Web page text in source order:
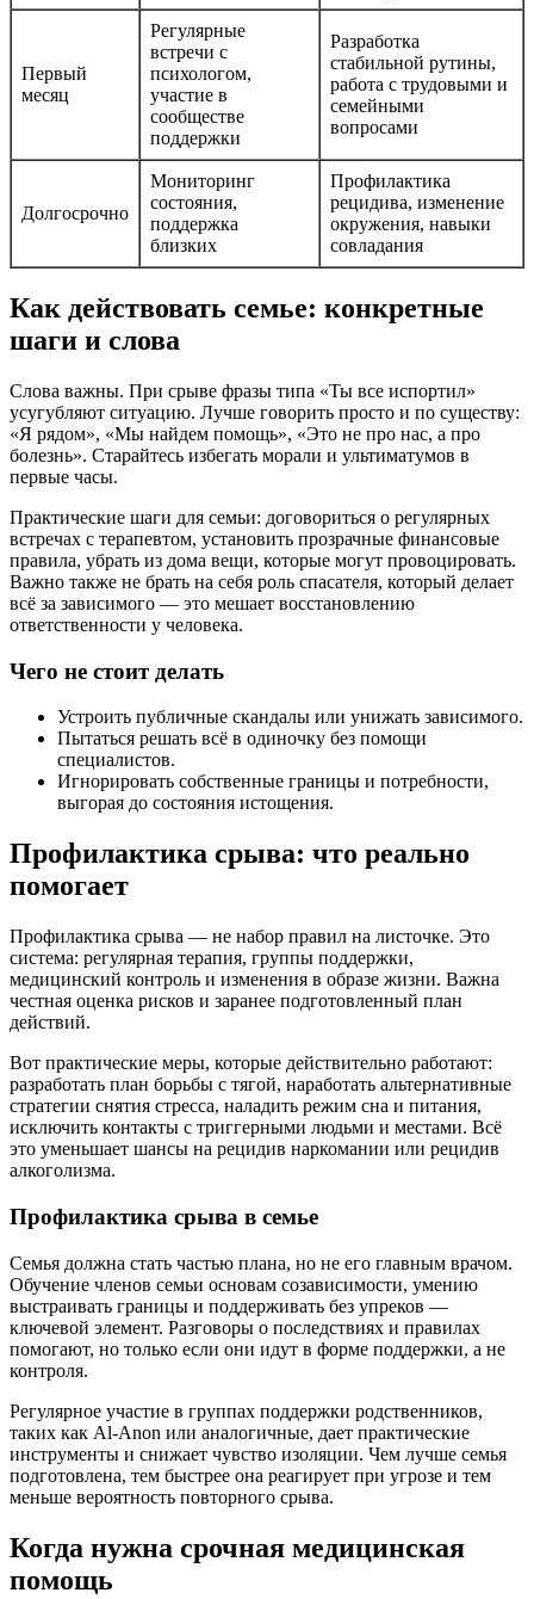
Первый
месяц
Регулярные
встречи с
психологом,
участие в
сообществе
поддержки
Разработка
стабильной рутины,
работа с трудовыми и
семейными
вопросами
Долгосрочно
Мониторинг
состояния,
поддержка
близких
Профилактика
рецидива, изменение
окружения, навыки
совладания
Как действовать семье: конкретные
шаги и слова
Слова важны. При срыве фразы типа «Ты все испортил»
усугубляют ситуацию. Лучше говорить просто и по существу:
«Я рядом», «Мы найдем помощь», «Это не про нас, а про
болезнь». Старайтесь избегать морали и ультиматумов в
первые часы.
Практические шаги для семьи: договориться о регулярных
встречах с терапевтом, установить прозрачные финансовые
правила, убрать из дома вещи, которые могут провоцировать.
Важно также не брать на себя роль спасателя, который делает
всё за зависимого — это мешает восстановлению
ответственности у человека.
Чего не стоит делать
Устроить публичные скандалы или унижать зависимого.
Пытаться решать всё в одиночку без помощи
специалистов.
Игнорировать собственные границы и потребности,
выгорая до состояния истощения.
Профилактика срыва: что реально
помогает
Профилактика срыва — не набор правил на листочке. Это
система: регулярная терапия, группы поддержки,
медицинский контроль и изменения в образе жизни. Важна
честная оценка рисков и заранее подготовленный план
действий.
Вот практические меры, которые действительно работают:
разработать план борьбы с тягой, наработать альтернативные
стратегии снятия стресса, наладить режим сна и питания,
исключить контакты с триггерными людьми и местами. Всё
это уменьшает шансы на рецидив наркомании или рецидив
алкоголизма.
Профилактика срыва в семье
Семья должна стать частью плана, но не его главным врачом.
Обучение членов семьи основам созависимости, умению
выстраивать границы и поддерживать без упреков —
ключевой элемент. Разговоры о последствиях и правилах
помогают, но только если они идут в форме поддержки, а не
контроля.
Регулярное участие в группах поддержки родственников,
таких как Al-Anon или аналогичные, дает практические
инструменты и снижает чувство изоляции. Чем лучше семья
подготовлена, тем быстрее она реагирует при угрозе и тем
меньше вероятность повторного срыва.
Когда нужна срочная медицинская
помощь